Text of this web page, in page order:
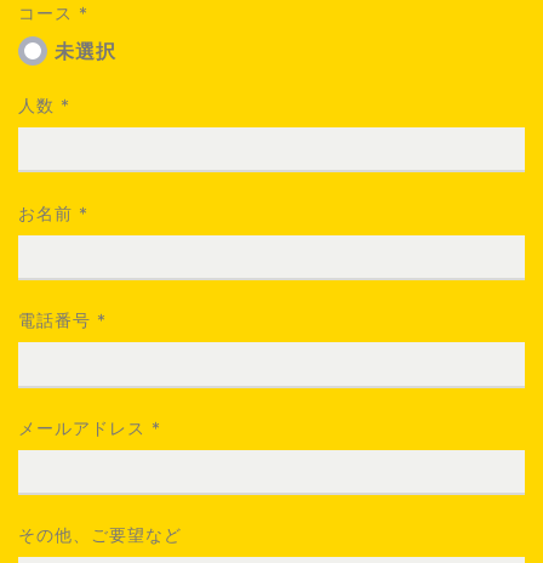
コース *
未選択
人数 *
お名前 *
電話番号 *
メールアドレス *
その他、ご要望など